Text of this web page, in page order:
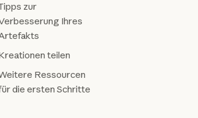
zur
Ihres
teilen
Ressourcen
die ersten Schritte